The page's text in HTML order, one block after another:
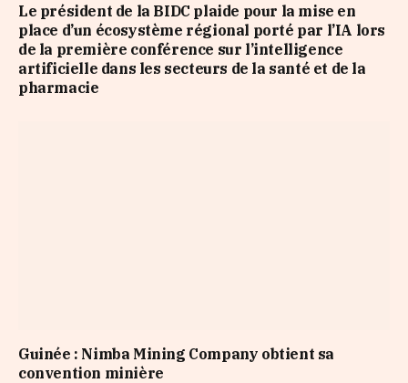
Le président de la BIDC plaide pour la mise en
place d’un écosystème régional porté par l’IA lors
de la première conférence sur l’intelligence
artificielle dans les secteurs de la santé et de la
pharmacie
Guinée : Nimba Mining Company obtient sa
convention minière